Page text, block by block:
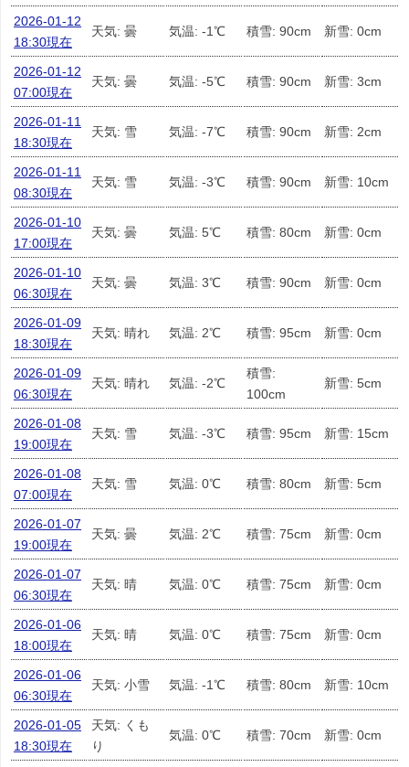
2026-01-12
18:30現在
天気: 曇 気温: -1℃ 積雪: 90cm 新雪: 0cm
2026-01-12
07:00現在
天気: 曇 気温: -5℃ 積雪: 90cm 新雪: 3cm
2026-01-11
18:30現在
天気: 雪 気温: -7℃ 積雪: 90cm 新雪: 2cm
2026-01-11
08:30現在
天気: 雪 気温: -3℃ 積雪: 90cm 新雪: 10cm
2026-01-10
17:00現在
天気: 曇 気温: 5℃ 積雪: 80cm 新雪: 0cm
2026-01-10
06:30現在
天気: 曇 気温: 3℃ 積雪: 90cm 新雪: 0cm
2026-01-09
18:30現在
天気: 晴れ 気温: 2℃ 積雪: 95cm 新雪: 0cm
2026-01-09
06:30現在
天気: 晴れ 気温: -2℃
積雪:
100cm
新雪: 5cm
2026-01-08
19:00現在
天気: 雪 気温: -3℃ 積雪: 95cm 新雪: 15cm
2026-01-08
07:00現在
天気: 雪 気温: 0℃ 積雪: 80cm 新雪: 5cm
2026-01-07
19:00現在
天気: 曇 気温: 2℃ 積雪: 75cm 新雪: 0cm
2026-01-07
06:30現在
天気: 晴 気温: 0℃ 積雪: 75cm 新雪: 0cm
2026-01-06
18:00現在
天気: 晴 気温: 0℃ 積雪: 75cm 新雪: 0cm
2026-01-06
06:30現在
天気: 小雪 気温: -1℃ 積雪: 80cm 新雪: 10cm
2026-01-05
18:30現在
天気: くも
り
気温: 0℃ 積雪: 70cm 新雪: 0cm